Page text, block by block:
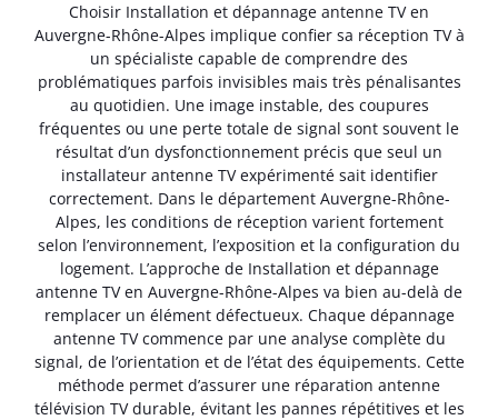
Choisir Installation et dépannage antenne TV en
Auvergne-Rhône-Alpes implique confier sa réception TV à
un spécialiste capable de comprendre des
problématiques parfois invisibles mais très pénalisantes
au quotidien. Une image instable, des coupures
fréquentes ou une perte totale de signal sont souvent le
résultat d’un dysfonctionnement précis que seul un
installateur antenne TV expérimenté sait identifier
correctement. Dans le département Auvergne-Rhône-
Alpes, les conditions de réception varient fortement
selon l’environnement, l’exposition et la configuration du
logement. L’approche de Installation et dépannage
antenne TV en Auvergne-Rhône-Alpes va bien au-delà de
remplacer un élément défectueux. Chaque dépannage
antenne TV commence par une analyse complète du
signal, de l’orientation et de l’état des équipements. Cette
méthode permet d’assurer une réparation antenne
télévision TV durable, évitant les pannes répétitives et les